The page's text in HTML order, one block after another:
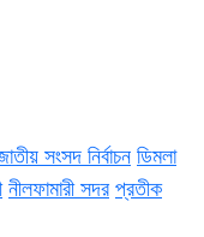
সংসদ নির্বাচন ডিমলা
নীলফামারী সদর প্রতীক